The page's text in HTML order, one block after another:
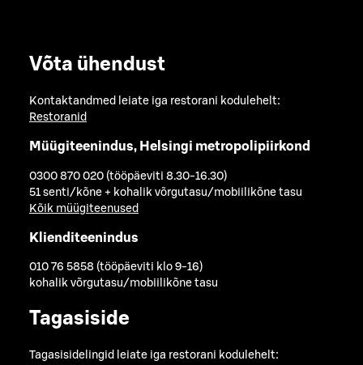
Võta ühendust
Kontaktandmed leiate iga restorani kodulehelt:
Restoranid
Müügiteenindus, Helsingi metropolipiirkond
0300 870 020 (tööpäeviti 8.30-16.30)
51 senti/kõne + kohalik võrgutasu/mobiilikõne tasu
Kõik müügiteenused
Klienditeenindus
010 76 5858 (tööpäeviti klo 9-16)
kohalik võrgutasu/mobiilikõne tasu
Tagasiside
Tagasisidelingid leiate iga restorani kodulehelt: